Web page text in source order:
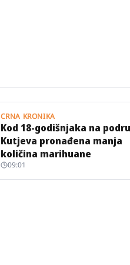
CRNA KRONIKA
Kod 18-godišnjaka na
Kutjeva pronađena manja
količina marihuane
09:01